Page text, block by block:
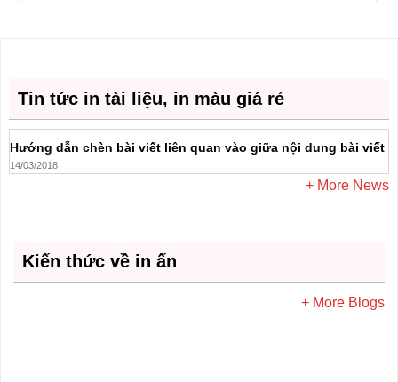
Tin tức in tài liệu, in màu giá rẻ
Hướng dẫn chèn bài viết liên quan vào giữa nội dung bài viết
14/03/2018
+ More News
Kiến thức về in ấn
+ More Blogs